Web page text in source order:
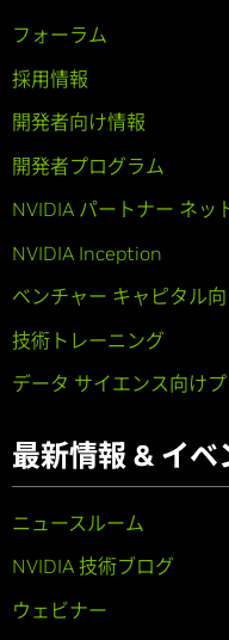
フォーラム
採用情報
開発者向け情報
開発者プログラム
NVIDIA パートナー ネッ
NVIDIA Inception
ベンチャー キャピタル
技術トレーニング
データ サイエンス向け
最新情報 & イベ
ニュースルーム
NVIDIA 技術ブログ
ウェビナー